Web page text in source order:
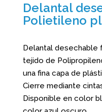
Delantal
Polietileno
Delantal desechable
tejido de
una fina capa de
Cierre mediante
Disponible en color